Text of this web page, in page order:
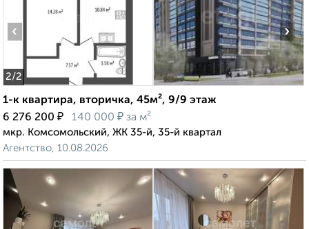
2/2
‹ ›
1-к квартира, вторичка, 45м², 9/9 этаж
6 276 200 ₽ 140 000 ₽ за м²
мкр. Комсомольский, ЖК 35-й, 35-й квартал
Агентство, 10.08.2026